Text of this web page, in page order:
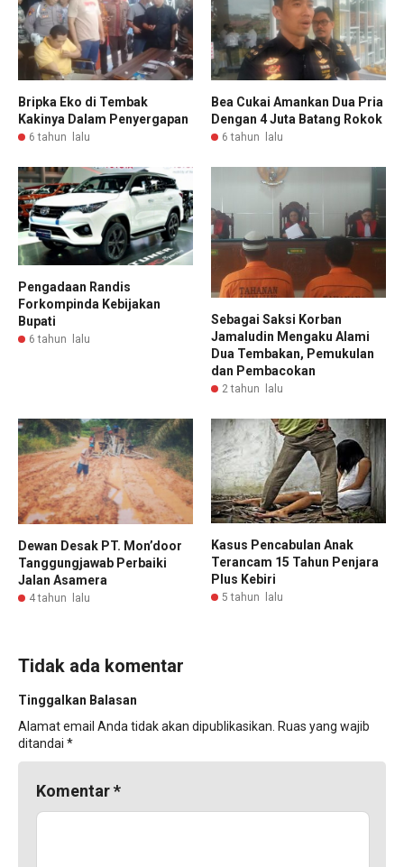
Bripka Eko di Tembak
Kakinya Dalam Penyergapan
6 tahun lalu
Bea Cukai Amankan Dua Pria
Dengan 4 Juta Batang Rokok
6 tahun lalu
Pengadaan Randis
Forkompinda Kebijakan
Bupati
6 tahun lalu
Sebagai Saksi Korban
Jamaludin Mengaku Alami
Dua Tembakan, Pemukulan
dan Pembacokan
2 tahun lalu
Dewan Desak PT. Mon’door
Tanggungjawab Perbaiki
Jalan Asamera
4 tahun lalu
Kasus Pencabulan Anak
Terancam 15 Tahun Penjara
Plus Kebiri
5 tahun lalu
Tidak ada komentar
Tinggalkan Balasan
Alamat email Anda tidak akan dipublikasikan. Ruas yang wajib
ditandai *
Komentar*